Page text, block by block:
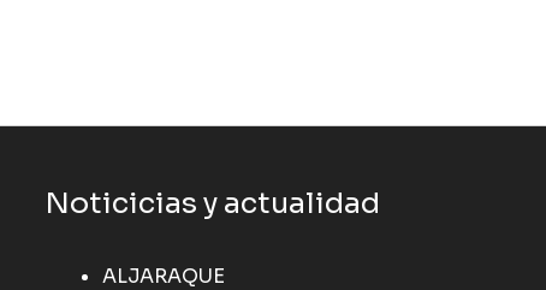
Noticicias y actualidad
ALJARAQUE